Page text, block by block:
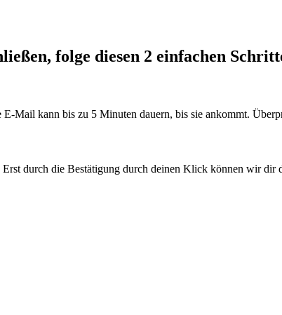
folge diesen 2 einfachen
Mail kann bis zu 5 Minuten dauern, bis sie ankommt.
durch die Bestätigung durch deinen Klick können wir dir